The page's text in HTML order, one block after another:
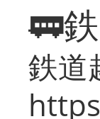
🚃
鉄道